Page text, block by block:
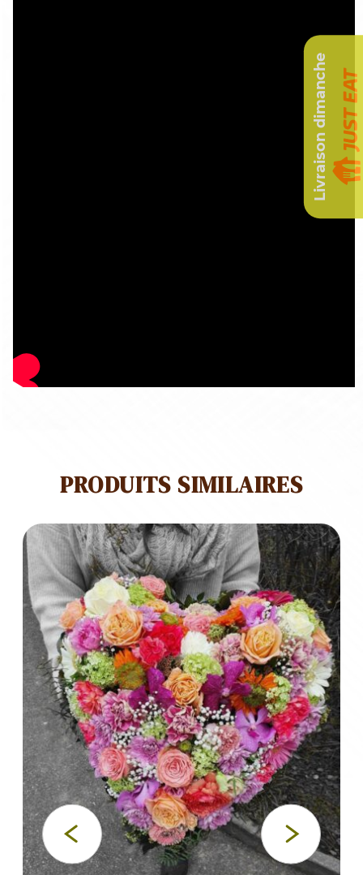
PRODUITS SIMILAIRES
Livraison dimanche